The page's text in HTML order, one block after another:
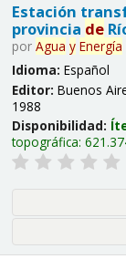
Estación
provincia de
por Agua y Energía
Idioma: Español
Editor: Buenos
1988
Disponibilidad:
topográfica: